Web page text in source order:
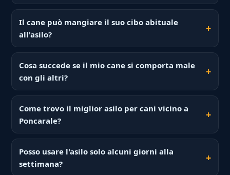
Il cane può mangiare il suo cibo abituale
all'asilo?
Cosa succede se il mio cane si comporta male
con gli altri?
Come trovo il miglior asilo per cani vicino a
Poncarale?
Posso usare l'asilo solo alcuni giorni alla
settimana?